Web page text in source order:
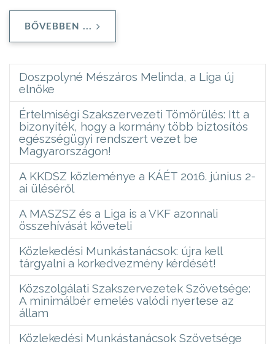
BŐVEBBEN ...
Doszpolyné Mészáros Melinda, a Liga új
elnöke
Értelmiségi Szakszervezeti Tömörülés: Itt a
bizonyíték, hogy a kormány több biztosítós
egészségügyi rendszert vezet be
Magyarországon!
A KKDSZ közleménye a KÁÉT 2016. június 2-
ai üléséről
A MASZSZ és a Liga is a VKF azonnali
összehívását követeli
Közlekedési Munkástanácsok: újra kell
tárgyalni a korkedvezmény kérdését!
Közszolgálati Szakszervezetek Szövetsége:
A minimálbér emelés valódi nyertese az
állam
Közlekedési Munkástanácsok Szövetsége